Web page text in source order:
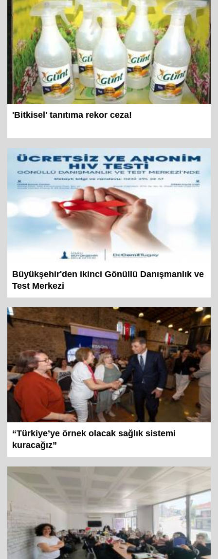
'Bitkisel' tanıtıma rekor ceza!
Büyükşehir'den ikinci Gönüllü Danışmanlık ve
Test Merkezi
“Türkiye’ye örnek olacak sağlık sistemi
kuracağız”